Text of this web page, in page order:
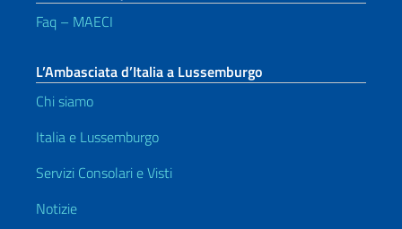
Faq – MAECI
L’Ambasciata d’Italia a Lussemburgo
Chi siamo
Italia e Lussemburgo
Servizi Consolari e Visti
Notizie